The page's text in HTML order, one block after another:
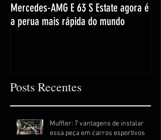
Mercedes-AMG E 63 S Estate agora é
a perua mais rápida do mundo
Posts Recentes
Muffler: 7 vantagens de instalar
essa peça em carros esportivos